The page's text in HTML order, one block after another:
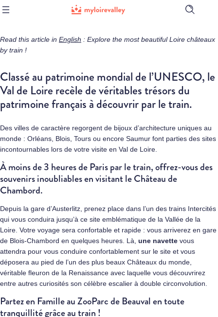
Ouvrir
de
Read this article in English : Explore the most beautiful Loire châteaux
by train !
Classé au patrimoine mondial de l’UNESCO, le
Val de Loire recèle de véritables trésors du
patrimoine français à découvrir par le train.
Des villes de caractère regorgent de bijoux d’architecture uniques au
monde : Orléans, Blois, Tours ou encore Saumur font parties des sites
incontournables lors de votre visite en Val de Loire.
À moins de 3 heures de Paris par le train, offrez-vous des
souvenirs inoubliables en visitant le Château de
Chambord.
Depuis la gare d’Austerlitz, prenez place dans l’un des trains Intercités
qui vous conduira jusqu’à ce site emblématique de la Vallée de la
Loire. Votre voyage sera confortable et rapide : vous arriverez en gare
de Blois-Chambord en quelques heures. Là, une navette vous
attendra pour vous conduire confortablement sur le site et vous
déposera au pied de l’un des plus beaux Châteaux du monde,
véritable fleuron de la Renaissance avec laquelle vous découvrirez
entre autres curiosités son célèbre escalier à double circonvolution.
Partez en Famille au ZooParc de Beauval en toute
tranquillité grâce au train !